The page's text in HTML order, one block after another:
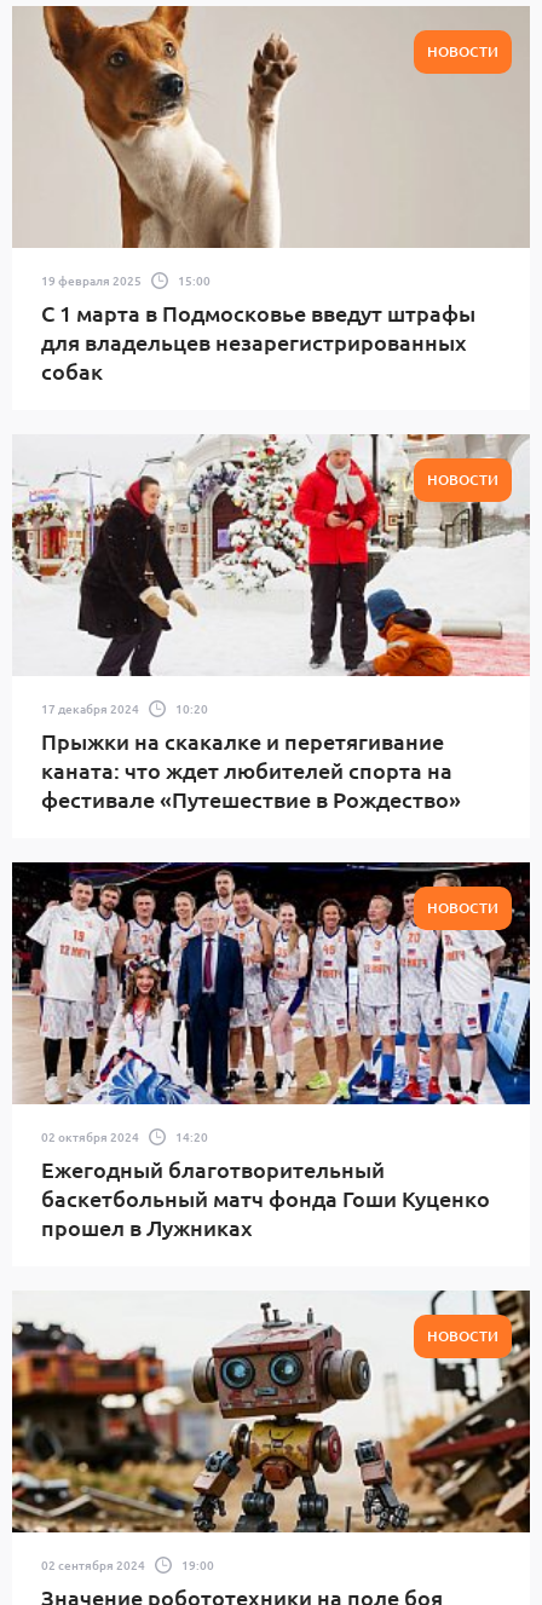
НОВОСТИ
19 февраля 2025 15:00
С 1 марта в Подмосковье введут штрафы
для владельцев незарегистрированных
собак
НОВОСТИ
17 декабря 2024 10:20
Прыжки на скакалке и перетягивание
каната: что ждет любителей спорта на
фестивале «Путешествие в Рождество»
НОВОСТИ
02 октября 2024 14:20
Ежегодный благотворительный
баскетбольный матч фонда Гоши Куценко
прошел в Лужниках
НОВОСТИ
02 сентября 2024 19:00
Значение робототехники на поле боя